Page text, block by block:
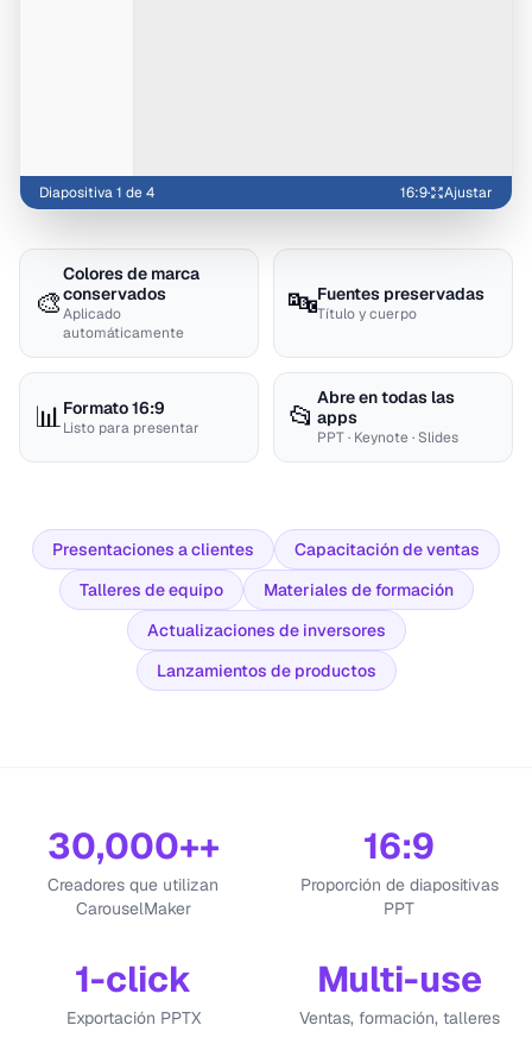
Diapositiva 1 de 4 16:9· Ajustar
🎨
Colores de marca
conservados
Aplicado
automáticamente
🔤Fuentes preservadas
Título y cuerpo
📊Formato 16:9
Listo para presentar 📂
Abre en todas las
apps
PPT · Keynote · Slides
Presentaciones a clientes
Capacitación de ventas
Talleres de equipo
Materiales de formación
Actualizaciones de inversores
Lanzamientos de productos
30,000++
Creadores que utilizan
CarouselMaker
16:9
Proporción de diapositivas
PPT
1-click
Exportación PPTX
Multi-use
Ventas, formación, talleres